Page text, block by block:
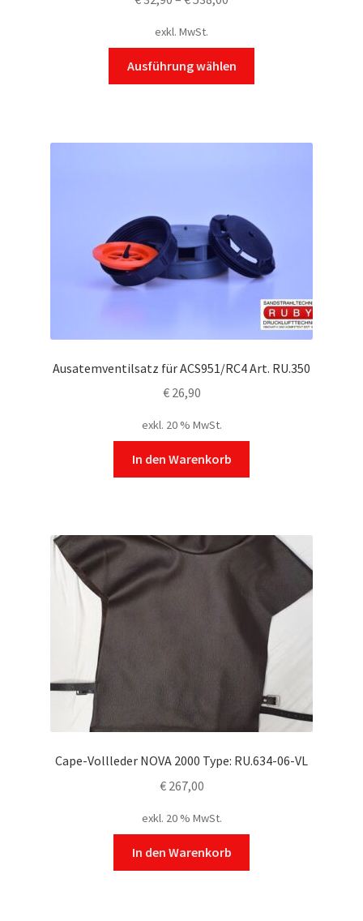
exkl. MwSt.
Ausführung wählen
auf
der
Produktseite
gewählt
werden
Ausatemventilsatz für ACS951/RC4 Art. RU.350
€26,90
exkl. 20 % MwSt.
In den Warenkorb
Cape-Vollleder NOVA 2000 Type: RU.634-06-VL
€267,00
exkl. 20 % MwSt.
In den Warenkorb